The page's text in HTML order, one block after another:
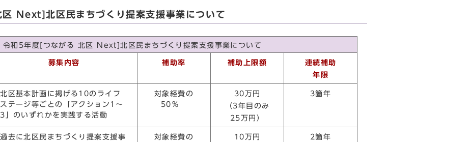
Next]北区民まちづくり提案支援事業について
令和5年度[つながる 北区 Next]北区民まちづくり提案支援事業について
募集内容 補助率 補助上限額
連続補助
年限
北区基本計画に掲げる10のライフ
ステージ等ごとの「アクション1～
3」のいずれかを実践する活動
対象経費の
50％
30万円
（3年目のみ
25万円）
3箇年
過去に北区民まちづくり提案支援事 対象経費の 10万円 2箇年